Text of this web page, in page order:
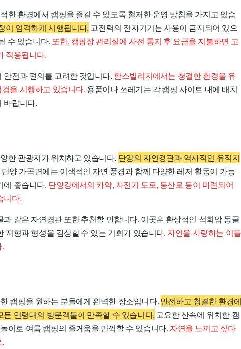
한 환경에서 캠핑을 즐길 수 있도록 철저한 운영 방침을 가지고 있습
이 엄격하게 시행됩니다. 고전력의 전자기기는 사용이 금지되어 있으
수 있습니다. 또한, 캠핑장 관리실에 사전 통지 후 요금을 지불하면 고
적용됩니다.
전과 편의를 고려한 것입니다. 한스빌리지에서는 청결한 환경을 유
을 시행하고 있습니다. 용품이나 쓰레기는 각 캠핑 사이트 내에 배치
바랍니다.
한 관광지가 위치하고 있습니다. 단양의 자연경관과 역사적인 유적지
양 가곡면에는 이색적인 자연 풍경과 함께 다양한 레저 활동이 가능
에 좋습니다. 단양강에서의 카약, 자전거 도로, 등산로 등이 마련되어
니다.
같은 자연경관 또한 추천할 만합니다. 이곳은 환상적인 석회암 동굴
지형과 형성을 감상할 수 있는 기회가 있습니다. 자연을 사랑하는 이들
.
캠핑을 원하는 분들에게 완벽한 장소입니다. 안전하고 청결한 환경에
연령대의 방문객들이 만족할 수 있습니다. 고요한 산속에 위치한 캠
이로 여름 캠핑의 즐거움을 만끽할 수 있습니다. 자연을 느끼고 싶다
.